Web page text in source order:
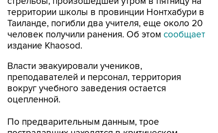
территории школы в провинции Нонтхабури в
Таиланде, погибли два учителя, еще около 20
человек получили ранения. Об этом сообщает
издание Khaosod.
Власти эвакуировали учеников,
преподавателей и персонал, территория
вокруг учебного заведения остается
оцепленной.
По предварительным данным, трое